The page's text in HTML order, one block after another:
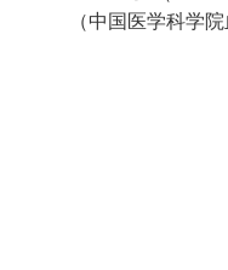
（中国医学科学